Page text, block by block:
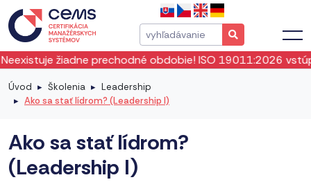
obdobie! ISO 19011:2026 vstúpila do
Úvod Školenia
Leadership
Ako sa stať lídrom? (Leadership I)
Ako sa stať lídrom?
(Leadership I)